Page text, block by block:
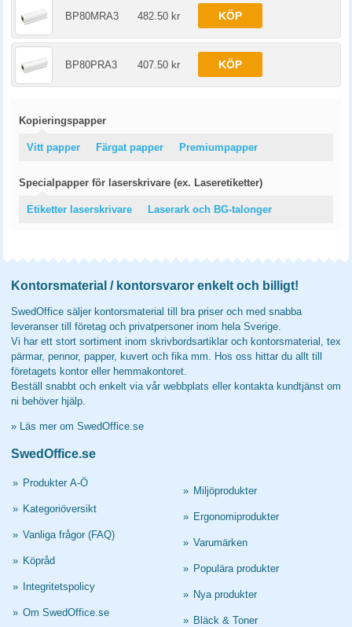
BP80MRA3 482.50 kr KÖP
BP80PRA3 407.50 kr KÖP
Kopieringspapper
Vitt papper Färgat papper Premiumpapper
Specialpapper för laserskrivare (ex. Laseretiketter)
Etiketter laserskrivare Laserark och BG-talonger
Kontorsmaterial / kontorsvaror enkelt och billigt!
SwedOffice säljer kontorsmaterial till bra priser och med snabba
leveranser till företag och privatpersoner inom hela Sverige.
Vi har ett stort sortiment inom skrivbordsartiklar och kontorsmaterial, tex
pärmar, pennor, papper, kuvert och fika mm. Hos oss hittar du allt till
företagets kontor eller hemmakontoret.
Beställ snabbt och enkelt via vår webbplats eller kontakta kundtjänst om
ni behöver hjälp.
» Läs mer om SwedOffice.se
SwedOffice.se
» Produkter A-Ö
» Kategoriöversikt
» Vanliga frågor (FAQ)
» Köpråd
» Integritetspolicy
» Om SwedOffice.se
» Miljöprodukter
» Ergonomiprodukter
» Varumärken
» Populära produkter
» Nya produkter
» Bläck & Toner